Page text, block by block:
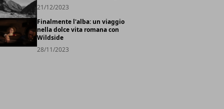
21/12/2023
Finalmente l'alba: un viaggio
nella dolce vita romana con
Wildside
28/11/2023